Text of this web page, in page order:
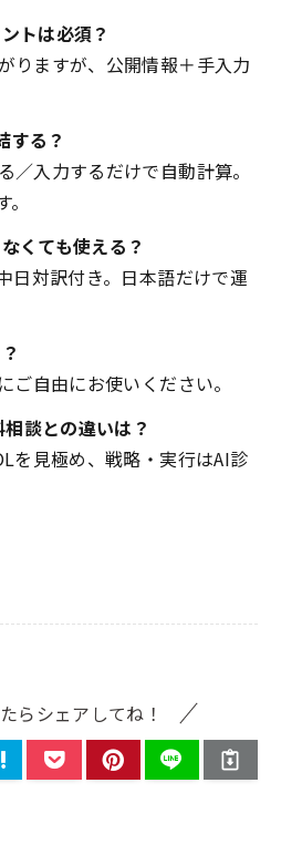
トは必須？
りますが、公開情報＋手入力
する？
／入力するだけで自動計算。
くても使える？
日対訳付き。日本語だけで運
ご自由にお使いください。
談との違いは？
を見極め、戦略・実行はAI診
らシェアしてね！